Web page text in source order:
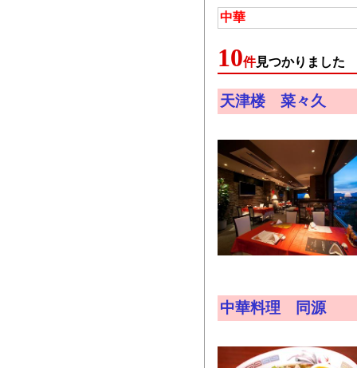
中華
10件見つかりました
天津楼 菜々久
中華料理 同源